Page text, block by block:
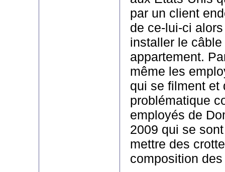
par un client
de ce-lui-ci alors
installer le
appartement.
même les
qui se filment et
problématique
employés de
2009 qui se
mettre des
composition